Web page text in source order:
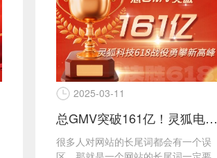
2025-03-11
总GMV突破161亿！灵狐电商大运营策略助力品牌战赢618
很多人对网站的长尾词都会有一个误